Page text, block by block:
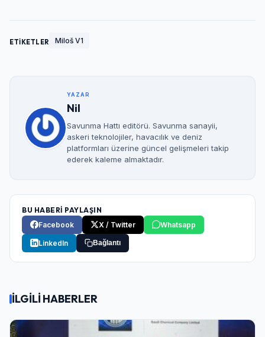
ETİKETLER Miloš V1
YAZAR
Nil
Savunma Hattı editörü. Savunma sanayii,
askeri teknolojiler, havacılık ve deniz
platformları üzerine güncel gelişmeleri takip
ederek kaleme almaktadır.
BU HABERİ PAYLAŞIN
Facebook
X / Twitter Whatsapp
LinkedIn Bağlantı
İLGİLİ HABERLER